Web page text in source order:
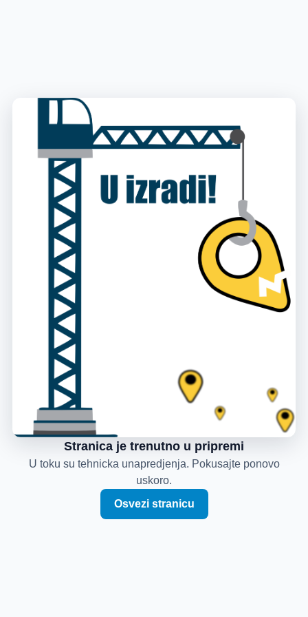
Stranica je trenutno u pripremi
U toku su tehnicka unapredjenja. Pokusajte ponovo
uskoro.
Osvezi stranicu